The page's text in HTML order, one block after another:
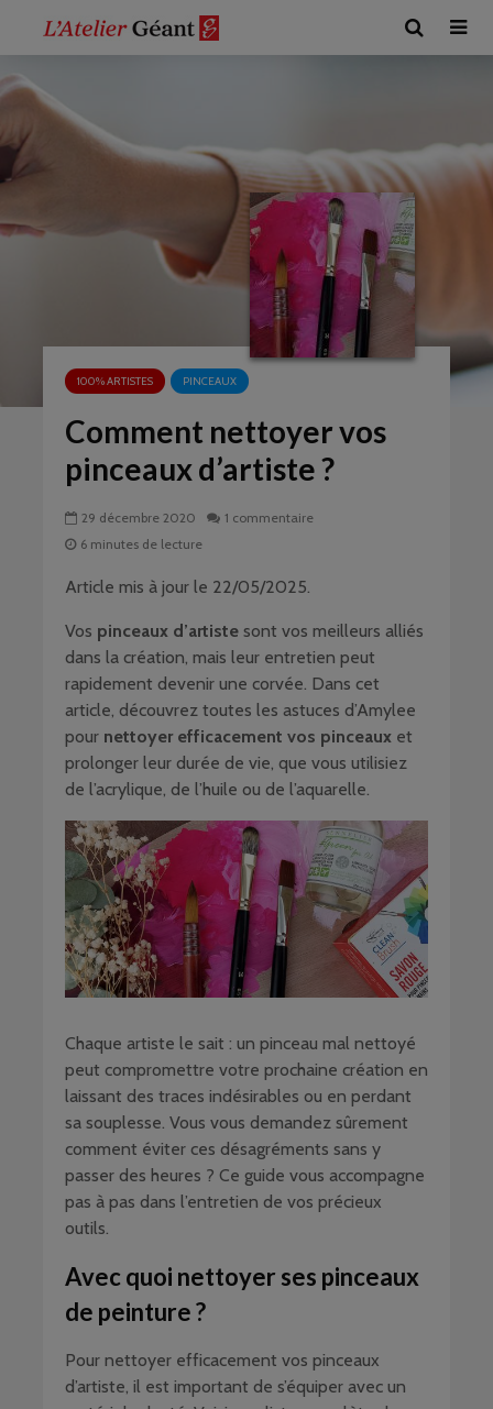
100% ARTISTES PINCEAUX
Comment nettoyer vos
pinceaux d’artiste ?
29 décembre 2020
1 commentaire
6 minutes de lecture
Article mis à jour le 22/05/2025.
Vos pinceaux d’artiste sont vos meilleurs alliés
dans la création, mais leur entretien peut
rapidement devenir une corvée. Dans cet
article, découvrez toutes les astuces d’Amylee
pour nettoyer efficacement vos pinceaux et
prolonger leur durée de vie, que vous utilisiez
de l’acrylique, de l’huile ou de l’aquarelle.
Chaque artiste le sait : un pinceau mal nettoyé
peut compromettre votre prochaine création en
laissant des traces indésirables ou en perdant
sa souplesse. Vous vous demandez sûrement
comment éviter ces désagréments sans y
passer des heures ? Ce guide vous accompagne
pas à pas dans l’entretien de vos précieux
outils.
Avec quoi nettoyer ses pinceaux
de peinture ?
Pour nettoyer efficacement vos pinceaux
d’artiste, il est important de s’équiper avec un